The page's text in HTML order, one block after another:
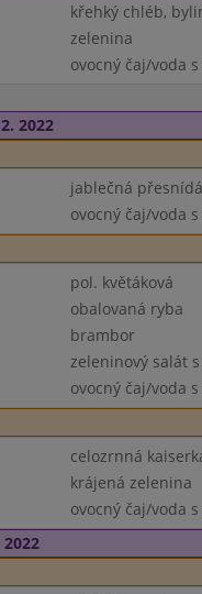
křehký chléb,
zelenina
ovocný čaj/voda
2022
jablečná
ovocný čaj/voda
pol. květáková
obalovaná ryba
brambor
zeleninový salát
ovocný čaj/voda
celozrnná
krájená zelenina
ovocný čaj/voda